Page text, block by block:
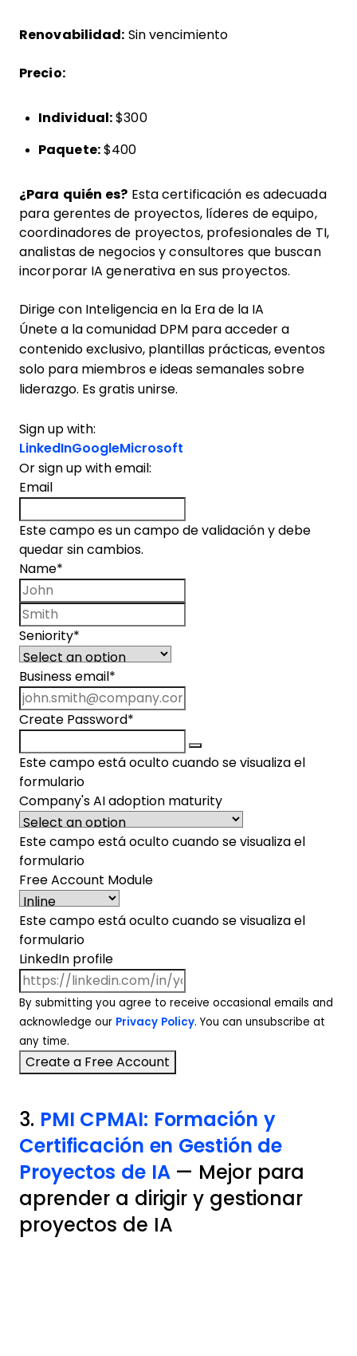
Renovabilidad: Sin vencimiento
Precio:
Individual: $300
Paquete:$400
¿Para quién es? Esta certificación es adecuada
para gerentes de proyectos, líderes de equipo,
coordinadores de proyectos, profesionales de TI,
analistas de negocios y consultores que buscan
incorporar IA generativa en sus proyectos.
Dirige con Inteligencia en la Era de la IA
Únete a la comunidad DPM para acceder a
contenido exclusivo, plantillas prácticas, eventos
solo para miembros e ideas semanales sobre
liderazgo. Es gratis unirse.
Sign up with:
LinkedInGoogleMicrosoft
Or sign up with email:
Email
Este campo es un campo de validación y debe
quedar sin cambios.
Name*
Seniority*
Business email *
Create Password*
Este campo está oculto cuando se visualiza el
formulario
Company's AI adoption maturity
Este campo está oculto cuando se visualiza el
formulario
Free Account Module
Este campo está oculto cuando se visualiza el
formulario
LinkedIn profile
By submitting you agree to receive occasional emails and
acknowledge our Privacy Policy. You can unsubscribe at
any time.
3. PMI CPMAI: Formación y
Certificación en Gestión de
Proyectos de IA— Mejor para
aprender a dirigir y gestionar
proyectos de IA